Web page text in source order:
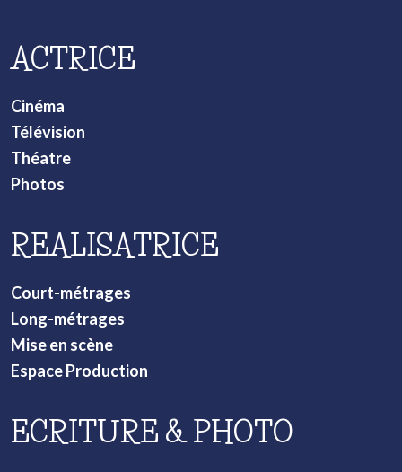
ACTRICE
Cinéma
Télévision
Théatre
Photos
REALISATRICE
Court-métrages
Long-métrages
Mise en scène
Espace Production
ECRITURE & PHOTO